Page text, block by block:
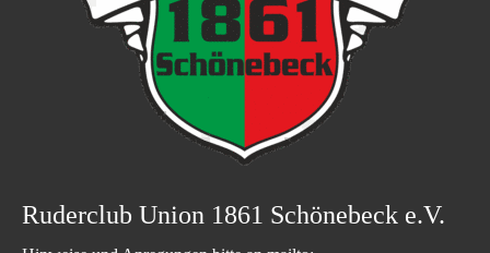
Ruderclub Union 1861 Schönebeck e.V.